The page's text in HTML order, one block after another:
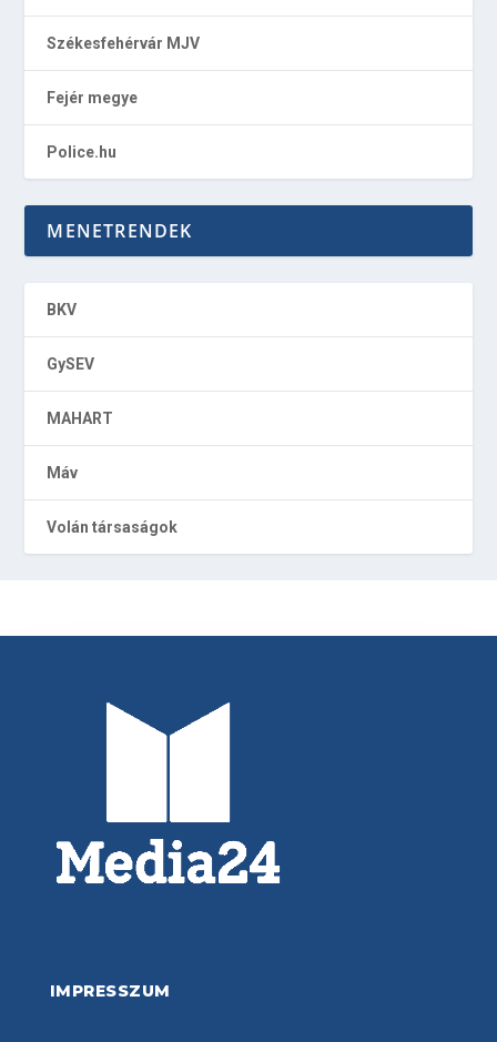
Székesfehérvár MJV
Fejér megye
Police.hu
MENETRENDEK
BKV
GySEV
MAHART
Máv
Volán társaságok
IMPRESSZUM